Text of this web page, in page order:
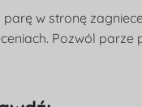
w stronę
Pozwól parze